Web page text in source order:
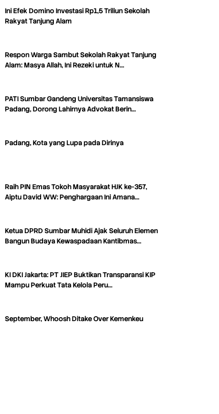
Ini Efek Domino Investasi Rp1,5 Triliun Sekolah
Rakyat Tanjung Alam
Respon Warga Sambut Sekolah Rakyat Tanjung
Alam: Masya Allah, Ini Rezeki untuk N…
PATI Sumbar Gandeng Universitas Tamansiswa
Padang, Dorong Lahirnya Advokat Berin…
Padang, Kota yang Lupa pada Dirinya
Raih PIN Emas Tokoh Masyarakat HJK ke-357,
Aiptu David WW: Penghargaan Ini Amana…
Ketua DPRD Sumbar Muhidi Ajak Seluruh Elemen
Bangun Budaya Kewaspadaan Kantibmas…
KI DKI Jakarta: PT JIEP Buktikan Transparansi KIP
Mampu Perkuat Tata Kelola Peru…
September, Whoosh Ditake Over Kemenkeu